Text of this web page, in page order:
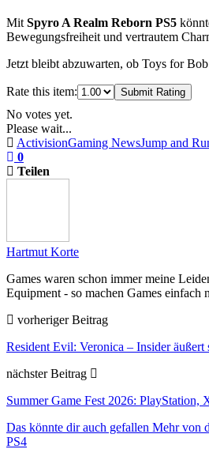
Mit Spyro A Realm Reborn PS5
Bewegungsfreiheit und vertrautem
Jetzt bleibt abzuwarten, ob Toys for
Rate this item: Submit Rating
No votes yet.
Please wait...
ActivisionGaming NewsJump and
0
Teilen
Hartmut Korte
Games waren schon immer meine
Equipment - so machen Games
vorheriger Beitrag
Resident Evil: Veronica – Insider
nächster Beitrag
Summer Game Fest 2026:
Das könnte dir auch gefallen Mehr von
PS4